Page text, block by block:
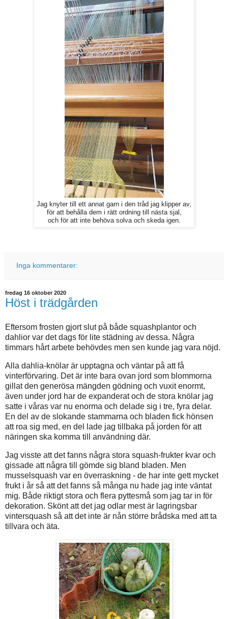
Jag knyter till ett annat garn i den tråd jag klipper av,
för att behålla dem i rätt ordning till nästa sjal,
och för att inte behöva solva och skeda igen.
Inga kommentarer:
fredag 16 oktober 2020
Höst i trädgården
Eftersom frosten gjort slut på både squashplantor och
dahlior var det dags för lite städning av dessa. Några
timmars hårt arbete behövdes men sen kunde jag vara nöjd.
Alla dahlia-knölar är upptagna och väntar på att få
vinterförvaring. Det är inte bara ovan jord som blommorna
gillat den generösa mängden gödning och vuxit enormt,
även under jord har de expanderat och de stora knölar jag
satte i våras var nu enorma och delade sig i tre, fyra delar.
En del av de slokande stammarna och bladen fick hönsen
att roa sig med, en del lade jag tillbaka på jorden för att
näringen ska komma till användning där.
Jag visste att det fanns några stora squash-frukter kvar och
gissade att några till gömde sig bland bladen. Men
musselsquash var en överraskning - de har inte gett mycket
frukt i år så att det fanns så många nu hade jag inte väntat
mig. Både riktigt stora och flera pyttesmå som jag tar in för
dekoration. Skönt att det jag odlar mest är lagringsbar
vintersquash så att det inte är nån större brådska med att ta
tillvara och äta.